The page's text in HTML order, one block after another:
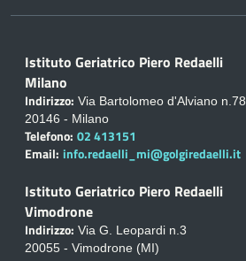
Istituto Geriatrico Piero Redaelli
Milano
Indirizzo: Via Bartolomeo d'Alviano n.78
20146 - Milano
Telefono: 02 413151
Email: info.redaelli_mi@golgiredaelli.it
Istituto Geriatrico Piero Redaelli
Vimodrone
Indirizzo: Via G. Leopardi n.3
20055 - Vimodrone (MI)